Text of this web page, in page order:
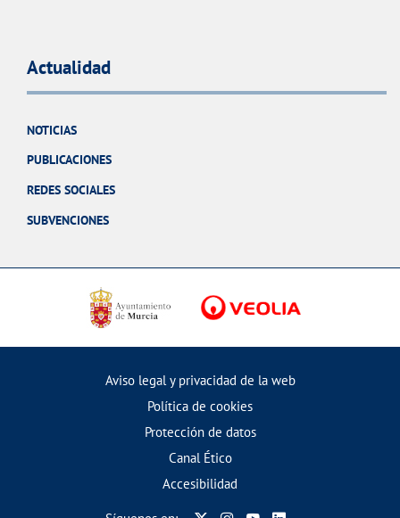
Actualidad
NOTICIAS
PUBLICACIONES
REDES SOCIALES
SUBVENCIONES
Aviso legal y privacidad de la web
Política de cookies
Protección de datos
Canal Ético
Accesibilidad